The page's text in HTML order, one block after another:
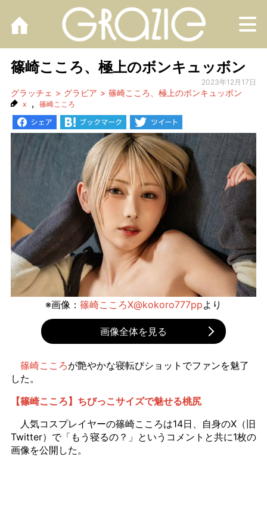
篠崎こころ、極上のボンキュッボン
2023年12月17日
グラッチェ グラビア 篠崎こころ、極上のボンキュッボン
x , 篠崎こころ
※画像： 篠崎こころX@kokoro777ppより
画像全体を見る
篠崎こころが艶やかな寝転びショットでファンを魅了
した。
【篠崎こころ】ちびっこサイズで魅せる桃尻
人気コスプレイヤーの篠崎こころは14日、自身のX（旧
Twitter）で「もう寝るの？」というコメントと共に1枚の
画像を公開した。